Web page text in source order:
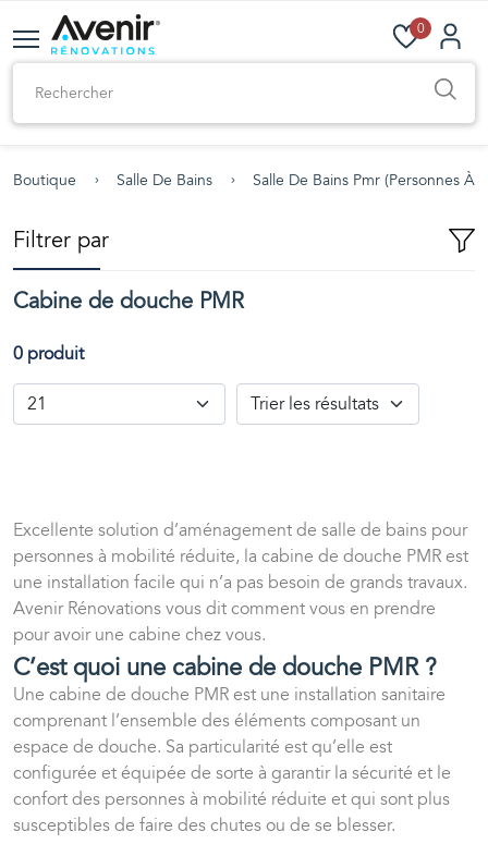
0
Boutique Salle De Bains Salle De Bains Pmr (personnes À
Filtrer par
Cabine de douche PMR
0 produit
Excellente solution d’aménagement de salle de bains pour
personnes à mobilité réduite, la cabine de douche PMR est
une installation facile qui n’a pas besoin de grands travaux.
Avenir Rénovations vous dit comment vous en prendre
pour avoir une cabine chez vous.
C’est quoi une cabine de douche PMR ?
Une cabine de douche PMR est une installation sanitaire
comprenant l’ensemble des éléments composant un
espace de douche. Sa particularité est qu’elle est
configurée et équipée de sorte à garantir la sécurité et le
confort des personnes à mobilité réduite et qui sont plus
susceptibles de faire des chutes ou de se blesser.